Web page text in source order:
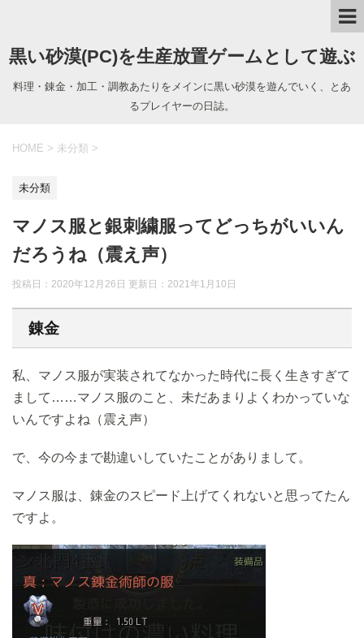
黒い砂漠(PC)を生産放置ゲームとして遊ぶ
料理・錬金・加工・調教あたりをメインに黒い砂漠を遊んでいく、とあ
るプレイヤーの日誌。
HOME > 未分類 >
未分類
マノス服と銀刺繍服ってどっちがいいん
だろうね（震え声）
投稿日：2020年12月26日 更新日： 2021年1月10日
錬金
私、マノス服が実装されてなかった時代に長く生きすぎて
まして……マノス服のこと、未だあまりよくわかっていな
いんですよね（震え声）
で、今の今まで勘違いしていたことがありまして。
マノス服は、錬金のスピード上げてくれないと思ってたん
ですよ。